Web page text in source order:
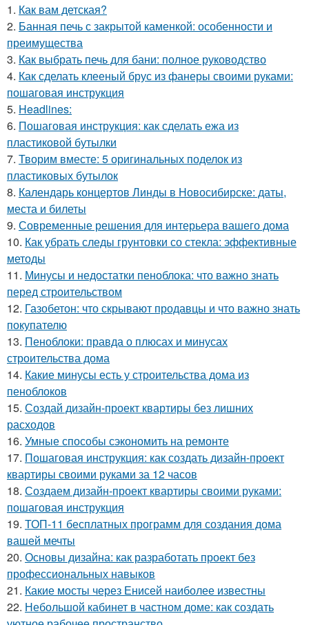
1. Как вам детская?
2. Банная печь с закрытой каменкой: особенности и
преимущества
3. Как выбрать печь для бани: полное руководство
4. Как сделать клееный брус из фанеры своими руками:
пошаговая инструкция
5. Headlines:
6. Пошаговая инструкция: как сделать ежа из
пластиковой бутылки
7. Творим вместе: 5 оригинальных поделок из
пластиковых бутылок
8. Календарь концертов Линды в Новосибирске: даты,
места и билеты
9. Современные решения для интерьера вашего дома
10. Как убрать следы грунтовки со стекла: эффективные
методы
11. Минусы и недостатки пеноблока: что важно знать
перед строительством
12. Газобетон: что скрывают продавцы и что важно знать
покупателю
13. Пеноблоки: правда о плюсах и минусах
строительства дома
14. Какие минусы есть у строительства дома из
пеноблоков
15. Создай дизайн-проект квартиры без лишних
расходов
16. Умные способы сэкономить на ремонте
17. Пошаговая инструкция: как создать дизайн-проект
квартиры своими руками за 12 часов
18. Создаем дизайн-проект квартиры своими руками:
пошаговая инструкция
19. ТОП-11 бесплатных программ для создания дома
вашей мечты
20. Основы дизайна: как разработать проект без
профессиональных навыков
21. Какие мосты через Енисей наиболее известны
22. Небольшой кабинет в частном доме: как создать